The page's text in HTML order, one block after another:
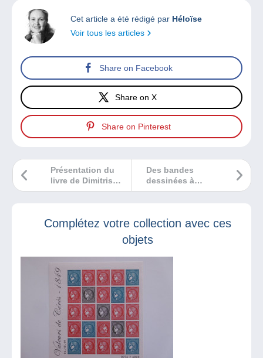
Cet article a été rédigé par Héloïse
Voir tous les articles
Share on Facebook
Share on X
Share on Pinterest
Des bandes
dessinées à
recommander pour
Présentation du
livre de Dimitris
Papitsis : The
Complétez votre collection avec ces
objets